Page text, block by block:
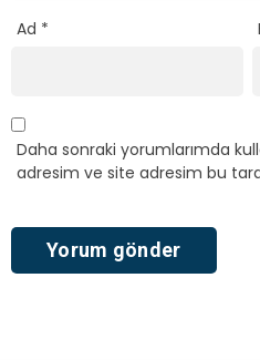
Ad *
Daha sonraki yorumlarımda
adresim ve site adresim bu